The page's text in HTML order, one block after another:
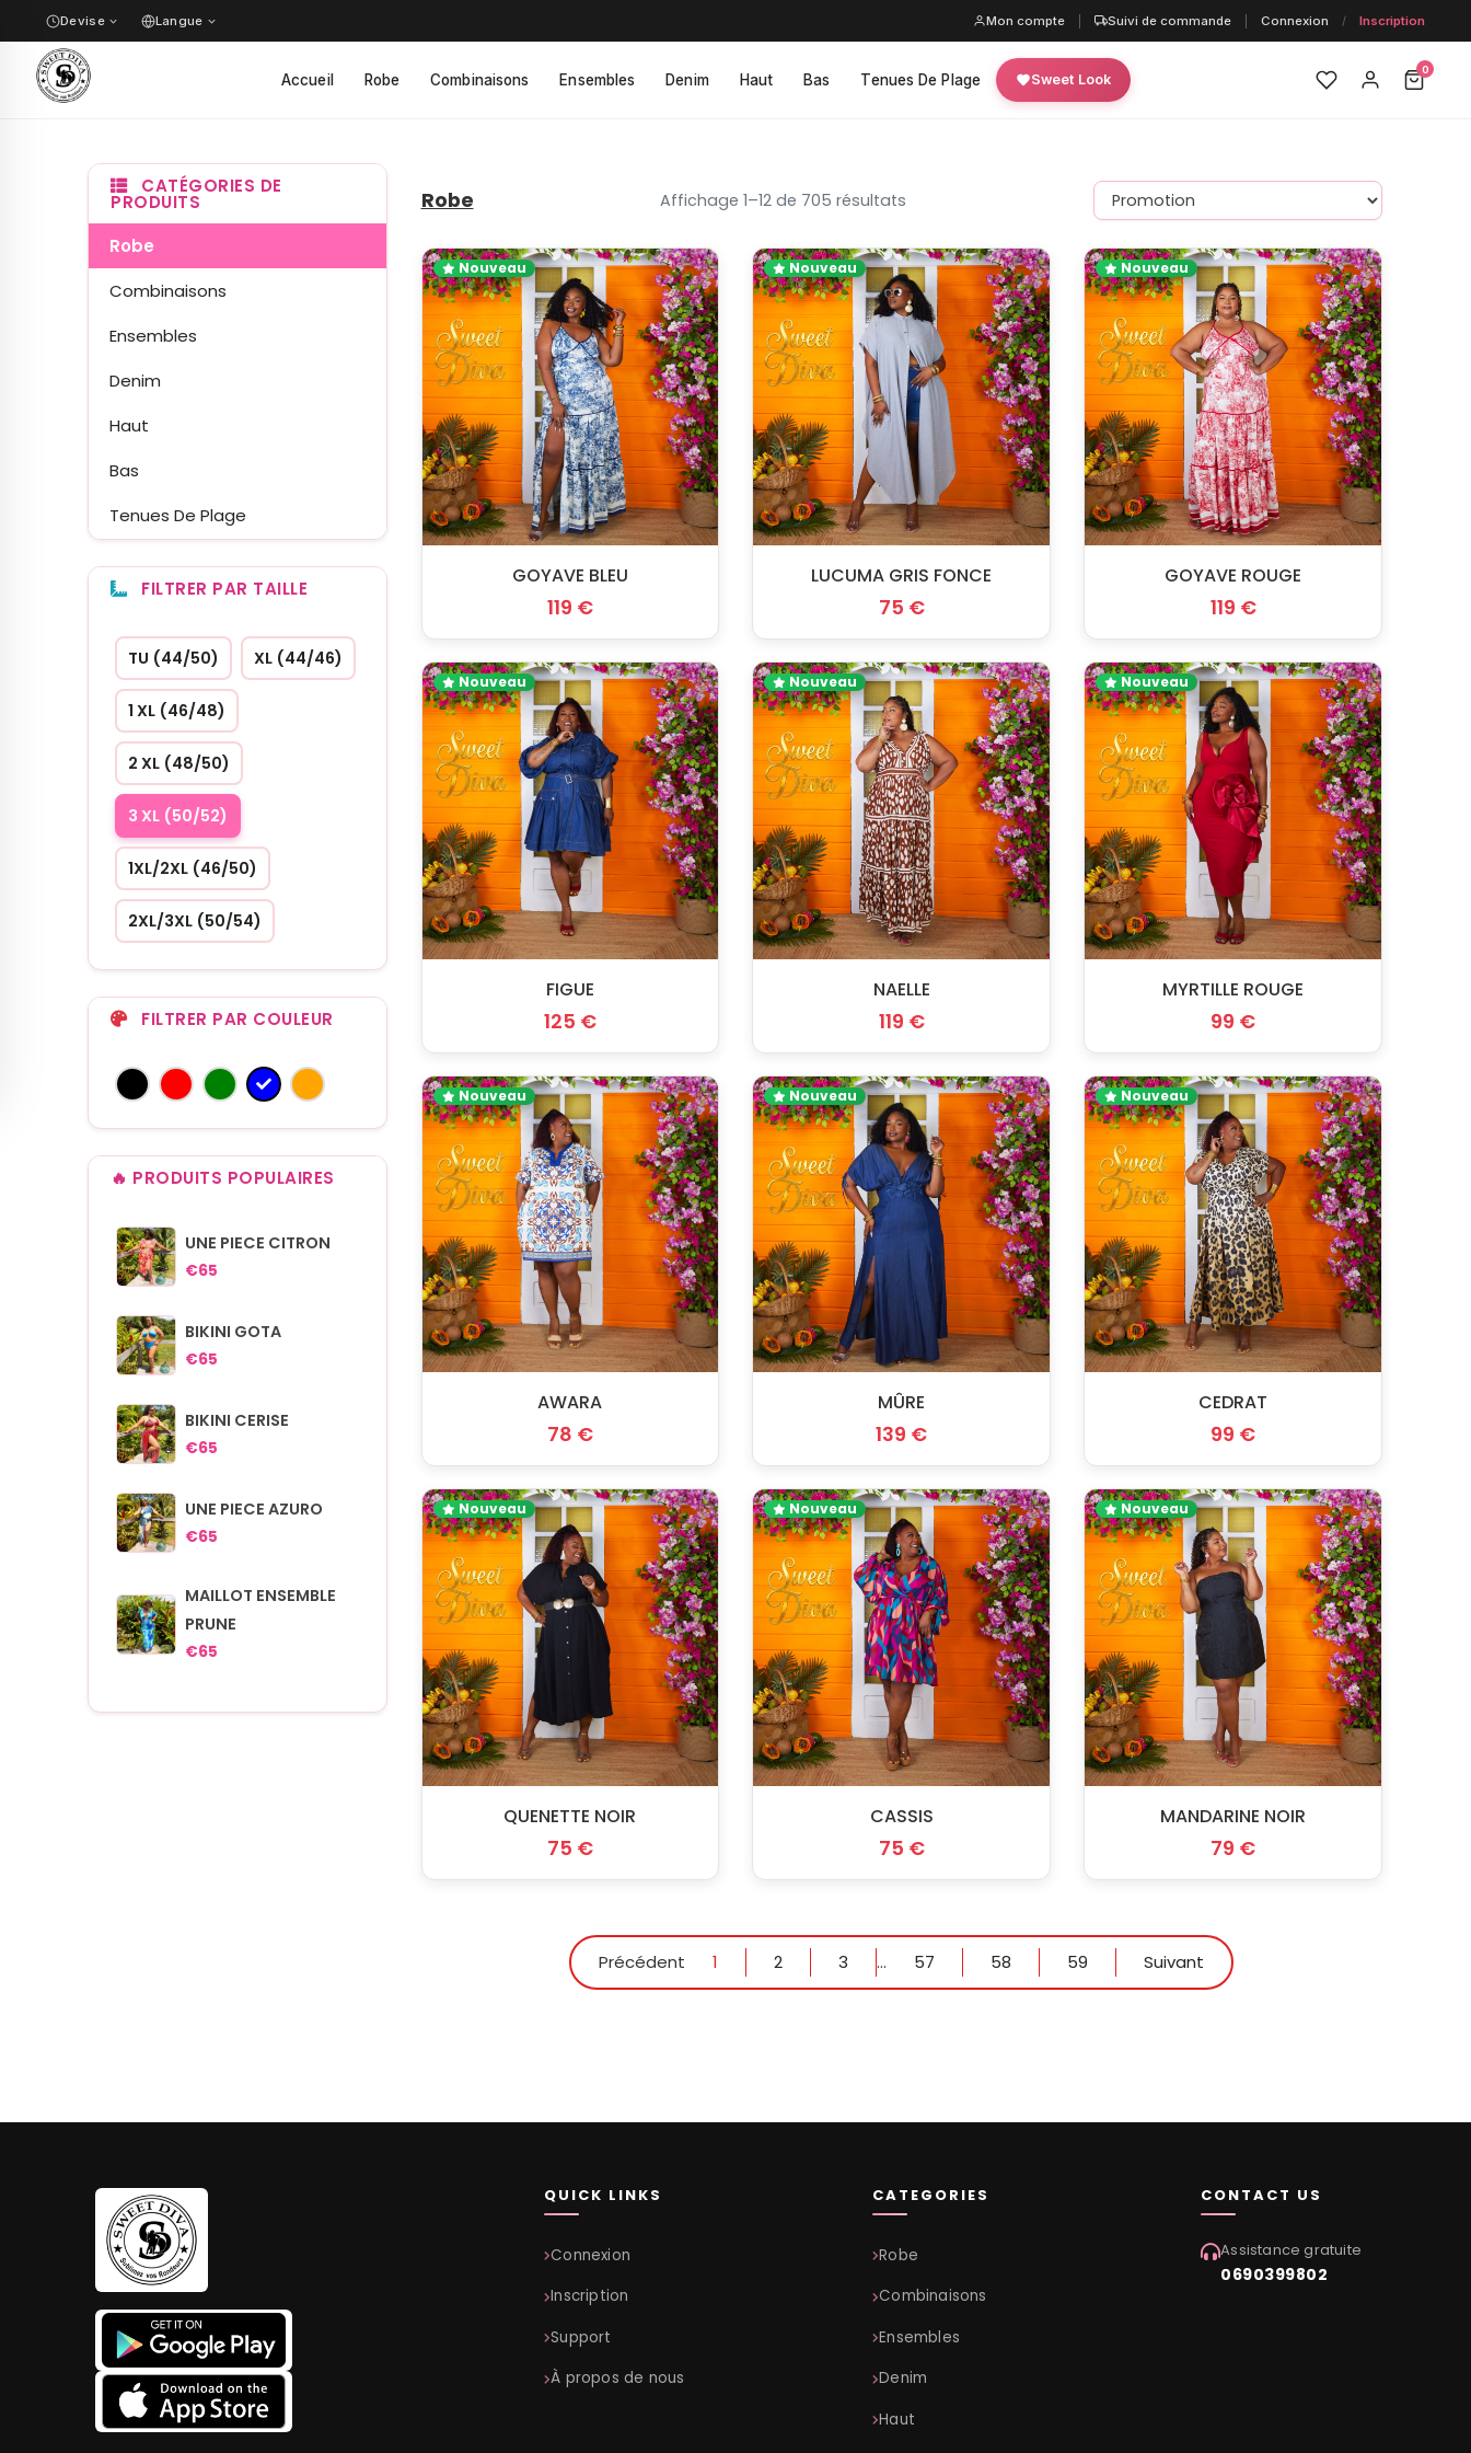
Devise Langue Mon compte Suivi de commande Connexion / Inscription
Accueil Robe Combinaisons Ensembles Denim Haut Bas Tenues De Plage Sweet Look
0
CATÉGORIES DE
PRODUITS
Robe
Combinaisons
Ensembles
Denim
Haut
Bas
Tenues De Plage
FILTRER PAR TAILLE
TU (44/50) XL (44/46)
1 XL (46/48)
2 XL (48/50)
3 XL (50/52)
1XL/2XL (46/50)
2XL/3XL (50/54)
FILTRER PAR COULEUR
🔥 PRODUITS POPULAIRES
UNE PIECE CITRON
€65
BIKINI GOTA
€65
BIKINI CERISE
€65
UNE PIECE AZURO
€65
MAILLOT ENSEMBLE
PRUNE
€65
Robe Affichage 1–12 de 705 résultats
Nouveau
GOYAVE BLEU
119 €
Nouveau
LUCUMA GRIS FONCE
75 €
Nouveau
GOYAVE ROUGE
119 €
Nouveau
FIGUE
125 €
Nouveau
NAELLE
119 €
Nouveau
MYRTILLE ROUGE
99 €
Nouveau
AWARA
78 €
Nouveau
MÛRE
139 €
Nouveau
CEDRAT
99 €
Nouveau
QUENETTE NOIR
75 €
Nouveau
CASSIS
75 €
Nouveau
MANDARINE NOIR
79 €
Précédent 1 2 3 ... 57 58 59 Suivant
QUICK LINKS
Connexion
Inscription
Support
À propos de nous
CATEGORIES
Robe
Combinaisons
Ensembles
Denim
Haut
CONTACT US
Assistance gratuite
0690399802